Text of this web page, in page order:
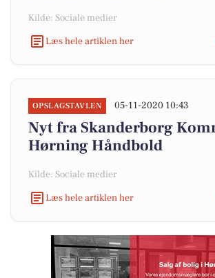
Kilde: Sociale medier
Læs hele artiklen her
OPSLAGSTAVLEN 05-11-2020 10:43
Nyt fra Skanderborg
Hørning Håndbold
Kilde: Sociale medier
Læs hele artiklen her